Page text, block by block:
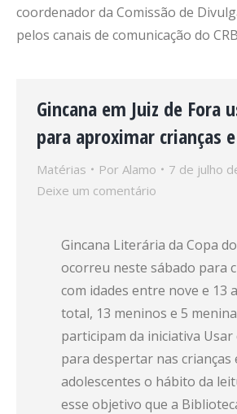
coordenador da Comissão de
pelos canais de comunicação do
Gincana em Juiz de Fora
para aproximar crianças
Matérias Por Alamo
7 de julho
Deixe um comentário
Gincana Literária da Copa
ocorreu neste sábado para
com idades entre nove e 13
total, 13 meninos e 5
participam da iniciativa
para despertar nas crianças
adolescentes o hábito da
esse objetivo que a